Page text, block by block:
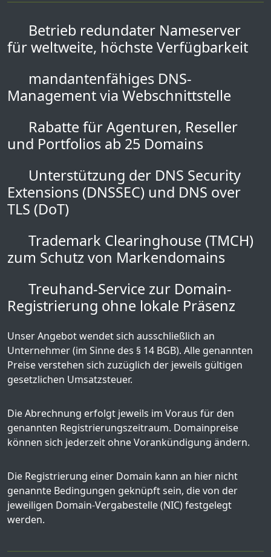
Betrieb redundater Nameserver
für weltweite, höchste Verfügbarkeit
mandantenfähiges DNS-
Management via Webschnittstelle
Rabatte für Agenturen, Reseller
und Portfolios ab 25 Domains
Unterstützung der DNS Security
Extensions (DNSSEC) und DNS over
TLS (DoT)
Trademark Clearinghouse (TMCH)
zum Schutz von Markendomains
Treuhand-Service zur Domain-
Registrierung ohne lokale Präsenz
Unser Angebot wendet sich ausschließlich an
Unternehmer (im Sinne des § 14 BGB). Alle genannten
Preise verstehen sich zuzüglich der jeweils gültigen
gesetzlichen Umsatzsteuer.
Die Abrechnung erfolgt jeweils im Voraus für den
genannten Registrierungszeitraum. Domainpreise
können sich jederzeit ohne Vorankündigung ändern.
Die Registrierung einer Domain kann an hier nicht
genannte Bedingungen geknüpft sein, die von der
jeweiligen Domain-Vergabestelle (NIC) festgelegt
werden.